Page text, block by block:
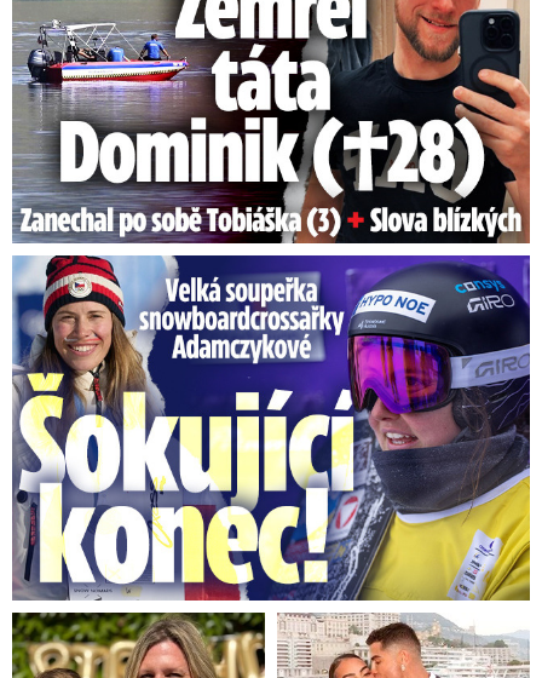
Velká soupeřka Adamczykové: Šokující konec!